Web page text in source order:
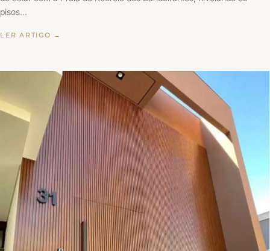
pisos…
LER ARTIGO →